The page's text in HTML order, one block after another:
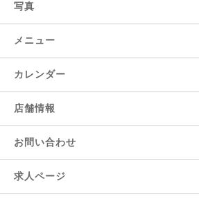
写真
メニュー
カレンダー
店舗情報
お問い合わせ
求人ページ